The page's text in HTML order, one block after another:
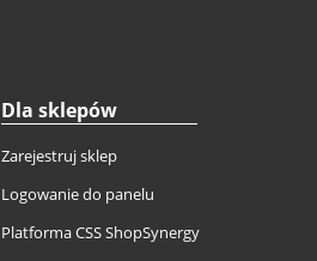
Dla sklepów
Zarejestruj sklep
Logowanie do panelu
Platforma CSS ShopSynergy